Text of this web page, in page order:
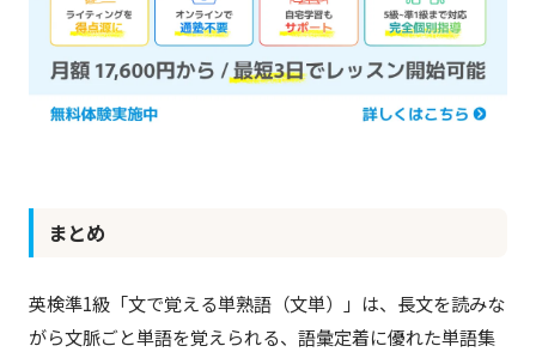
まとめ
英検準1級「文で覚える単熟語（文単）」は、長文を読みな
がら文脈ごと単語を覚えられる、語彙定着に優れた単語集